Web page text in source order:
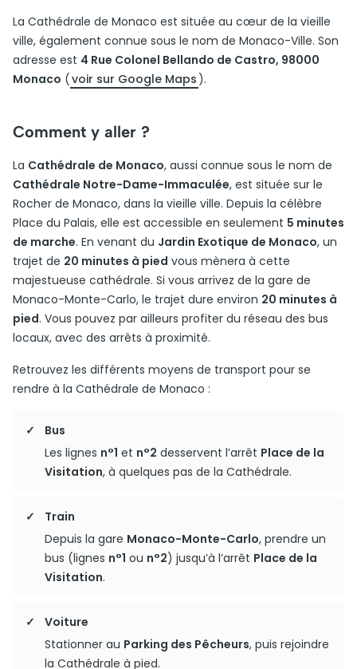
La Cathédrale de Monaco est située au cœur de la vieille
ville, également connue sous le nom de Monaco-Ville. Son
adresse est 4 Rue Colonel Bellando de Castro, 98000
Monaco (voir sur Google Maps ).
Comment y aller ?
La Cathédrale de Monaco, aussi connue sous le nom de
Cathédrale Notre-Dame-Immaculée, est située sur le
Rocher de Monaco, dans la vieille ville. Depuis la célèbre
Place du Palais, elle est accessible en seulement 5 minutes
de marche. En venant du Jardin Exotique de Monaco, un
trajet de 20 minutes à pied vous mènera à cette
majestueuse cathédrale. Si vous arrivez de la gare de
Monaco-Monte-Carlo, le trajet dure environ 20 minutes à
pied. Vous pouvez par ailleurs profiter du réseau des bus
locaux, avec des arrêts à proximité.
Retrouvez les différents moyens de transport pour se
rendre à la Cathédrale de Monaco :
Bus
Les lignes n°1 et n°2 desservent l’arrêt Place de la
Visitation, à quelques pas de la Cathédrale.
Train
Depuis la gare Monaco-Monte-Carlo, prendre un
bus (lignes n°1 ou n°2) jusqu’à l’arrêt Place de la
Visitation.
Voiture
Stationner au Parking des Pêcheurs, puis rejoindre
la Cathédrale à pied.